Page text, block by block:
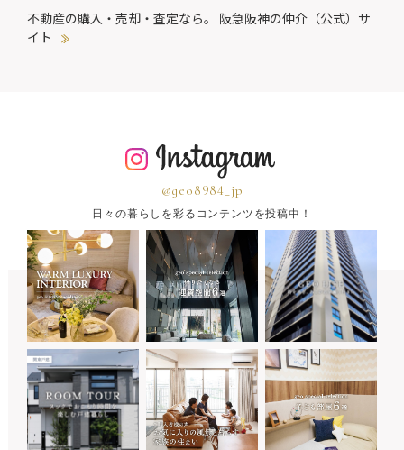
不動産の購入・売却・査定なら。
阪急阪神の仲介（公式）サ
イト
@geo8984_jp
日々の暮らしを彩るコンテンツを投稿中！